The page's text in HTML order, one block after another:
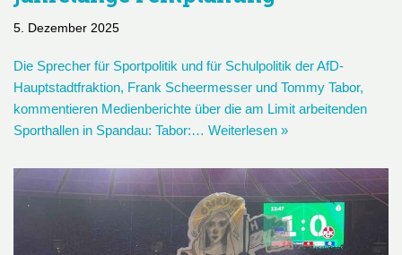
5. Dezember 2025
Die Sprecher für Sportpolitik und für Schulpolitik der AfD-
Hauptstadtfraktion, Frank Scheermesser und Tommy Tabor,
kommentieren Medienberichte über die am Limit arbeitenden
Sporthallen in Spandau: Tabor:… Weiterlesen »